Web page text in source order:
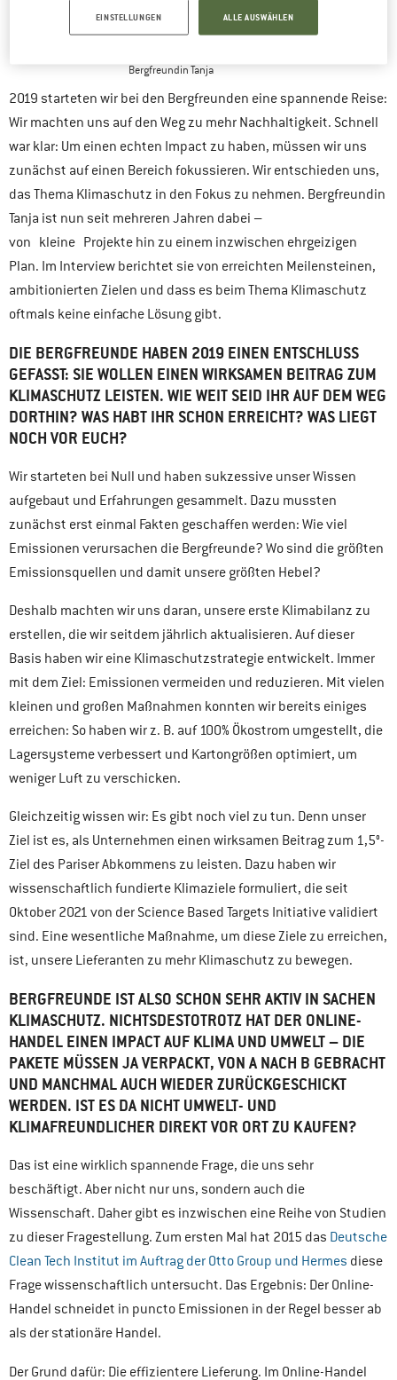
Bergfreundin Tanja
2019 starteten wir bei den Bergfreunden eine spannende Reise:
Wir machten uns auf den Weg zu mehr Nachhaltigkeit. Schnell
war klar: Um einen echten Impact zu haben, müssen wir uns
zunächst auf einen Bereich fokussieren. Wir entschieden uns,
das Thema Klimaschutz in den Fokus zu nehmen. Bergfreundin
Tanja ist nun seit mehreren Jahren dabei –
von kleine Projekte hin zu einem inzwischen ehrgeizigen
Plan. Im Interview berichtet sie von erreichten Meilensteinen,
ambitionierten Zielen und dass es beim Thema Klimaschutz
oftmals keine einfache Lösung gibt.
DIE BERGFREUNDE HABEN 2019 EINEN ENTSCHLUSS
GEFASST: SIE WOLLEN EINEN WIRKSAMEN BEITRAG ZUM
KLIMASCHUTZ LEISTEN. WIE WEIT SEID IHR AUF DEM WEG
DORTHIN? WAS HABT IHR SCHON ERREICHT? WAS LIEGT
NOCH VOR EUCH?
Wir starteten bei Null und haben sukzessive unser Wissen
aufgebaut und Erfahrungen gesammelt. Dazu mussten
zunächst erst einmal Fakten geschaffen werden: Wie viel
Emissionen verursachen die Bergfreunde? Wo sind die größten
Emissionsquellen und damit unsere größten Hebel?
Deshalb machten wir uns daran, unsere erste Klimabilanz zu
erstellen, die wir seitdem jährlich aktualisieren. Auf dieser
Basis haben wir eine Klimaschutzstrategie entwickelt. Immer
mit dem Ziel: Emissionen vermeiden und reduzieren. Mit vielen
kleinen und großen Maßnahmen konnten wir bereits einiges
erreichen: So haben wir z. B. auf 100% Ökostrom umgestellt, die
Lagersysteme verbessert und Kartongrößen optimiert, um
weniger Luft zu verschicken.
Gleichzeitig wissen wir: Es gibt noch viel zu tun. Denn unser
Ziel ist es, als Unternehmen einen wirksamen Beitrag zum 1,5°-
Ziel des Pariser Abkommens zu leisten. Dazu haben wir
wissenschaftlich fundierte Klimaziele formuliert, die seit
Oktober 2021 von der Science Based Targets Initiative validiert
sind. Eine wesentliche Maßnahme, um diese Ziele zu erreichen,
ist, unsere Lieferanten zu mehr Klimaschutz zu bewegen.
BERGFREUNDE IST ALSO SCHON SEHR AKTIV IN SACHEN
KLIMASCHUTZ. NICHTSDESTOTROTZ HAT DER ONLINE-
HANDEL EINEN IMPACT AUF KLIMA UND UMWELT – DIE
PAKETE MÜSSEN JA VERPACKT, VON A NACH B GEBRACHT
UND MANCHMAL AUCH WIEDER ZURÜCKGESCHICKT
WERDEN. IST ES DA NICHT UMWELT- UND
KLIMAFREUNDLICHER DIREKT VOR ORT ZU KAUFEN?
Das ist eine wirklich spannende Frage, die uns sehr
beschäftigt. Aber nicht nur uns, sondern auch die
Wissenschaft. Daher gibt es inzwischen eine Reihe von Studien
zu dieser Fragestellung. Zum ersten Mal hat 2015 das Deutsche
Clean Tech Institut im Auftrag der Otto Group und Hermes diese
Frage wissenschaftlich untersucht. Das Ergebnis: Der Online-
Handel schneidet in puncto Emissionen in der Regel besser ab
als der stationäre Handel.
Der Grund dafür: Die effizientere Lieferung. Im Online-Handel
EINSTELLUNGEN ALLE AUSWÄHLEN